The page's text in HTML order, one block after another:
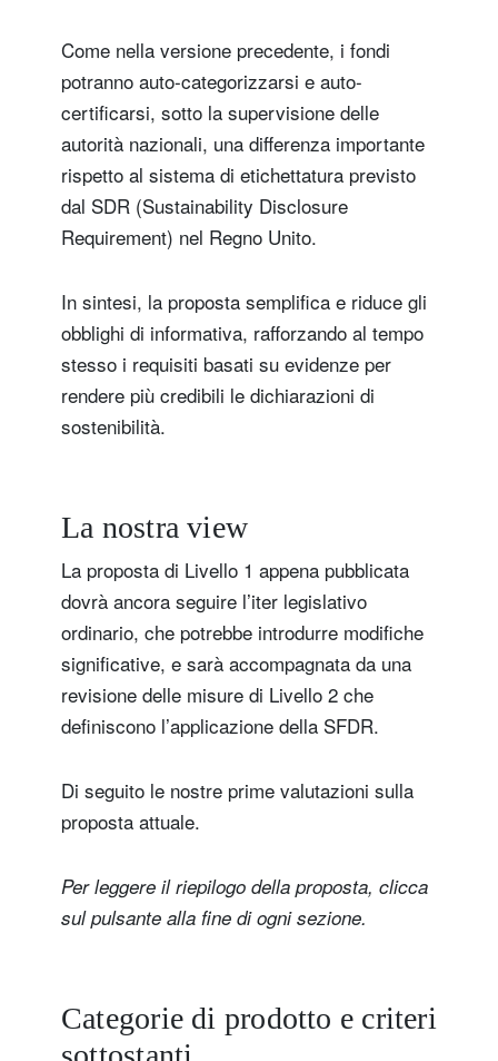
Come nella versione precedente, i fondi
potranno auto-categorizzarsi e auto-
certificarsi, sotto la supervisione delle
autorità nazionali, una differenza importante
rispetto al sistema di etichettatura previsto
dal SDR (Sustainability Disclosure
Requirement) nel Regno Unito.
In sintesi, la proposta semplifica e riduce gli
obblighi di informativa, rafforzando al tempo
stesso i requisiti basati su evidenze per
rendere più credibili le dichiarazioni di
sostenibilità.
La nostra view
La proposta di Livello 1 appena pubblicata
dovrà ancora seguire l’iter legislativo
ordinario, che potrebbe introdurre modifiche
significative, e sarà accompagnata da una
revisione delle misure di Livello 2 che
definiscono l’applicazione della SFDR.
Di seguito le nostre prime valutazioni sulla
proposta attuale.
Per leggere il riepilogo della proposta, clicca
sul pulsante alla fine di ogni sezione.
Categorie di prodotto e criteri